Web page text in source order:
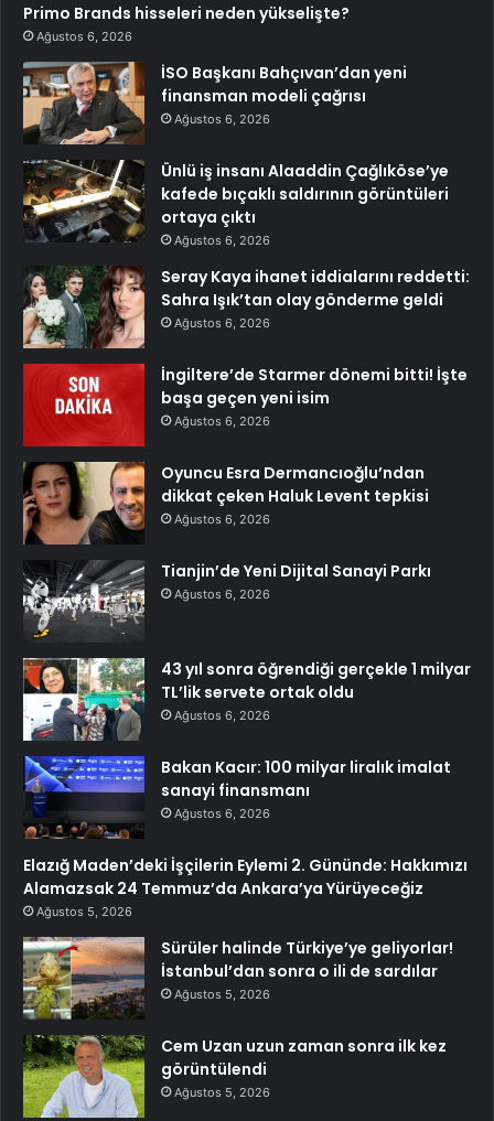
Primo Brands hisseleri neden yükselişte?
Ağustos 6, 2026
İSO Başkanı Bahçıvan’dan yeni
finansman modeli çağrısı
Ağustos 6, 2026
Ünlü iş insanı Alaaddin Çağlıköse’ye
kafede bıçaklı saldırının görüntüleri
ortaya çıktı
Ağustos 6, 2026
Seray Kaya ihanet iddialarını reddetti:
Sahra Işık’tan olay gönderme geldi
Ağustos 6, 2026
İngiltere’de Starmer dönemi bitti! İşte
başa geçen yeni isim
Ağustos 6, 2026
Oyuncu Esra Dermancıoğlu’ndan
dikkat çeken Haluk Levent tepkisi
Ağustos 6, 2026
Tianjin’de Yeni Dijital Sanayi Parkı
Ağustos 6, 2026
43 yıl sonra öğrendiği gerçekle 1 milyar
TL’lik servete ortak oldu
Ağustos 6, 2026
Bakan Kacır: 100 milyar liralık imalat
sanayi finansmanı
Ağustos 6, 2026
Elazığ Maden’deki İşçilerin Eylemi 2. Gününde: Hakkımızı
Alamazsak 24 Temmuz’da Ankara’ya Yürüyeceğiz
Ağustos 5, 2026
Sürüler halinde Türkiye’ye geliyorlar!
İstanbul’dan sonra o ili de sardılar
Ağustos 5, 2026
Cem Uzan uzun zaman sonra ilk kez
görüntülendi
Ağustos 5, 2026